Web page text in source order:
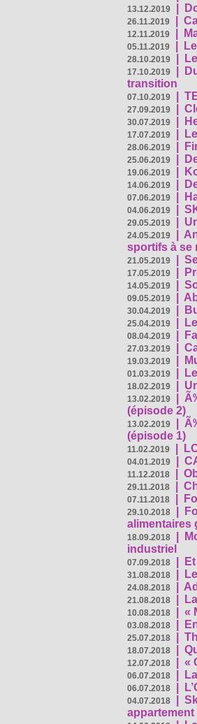
13.12.2019
26.11.2019
12.11.2019
05.11.2019
28.10.2019
17.10.2019
transition
07.10.2019
27.09.2019
30.07.2019
17.07.2019
28.06.2019
25.06.2019
19.06.2019
14.06.2019
07.06.2019
04.06.2019
29.05.2019
24.05.2019
sportifs à se
21.05.2019
17.05.2019
14.05.2019
09.05.2019
30.04.2019
25.04.2019
08.04.2019
27.03.2019
19.03.2019
01.03.2019
18.02.2019
13.02.2019
(épisode 2)
13.02.2019
(épisode 1)
11.02.2019
04.01.2019
11.12.2018
29.11.2018
07.11.2018
29.10.2018
alimentaires
18.09.2018
industriel
07.09.2018
31.08.2018
24.08.2018
21.08.2018
10.08.2018 «
03.08.2018
25.07.2018
18.07.2018
12.07.2018 «
06.07.2018
06.07.2018
04.07.2018
appartement